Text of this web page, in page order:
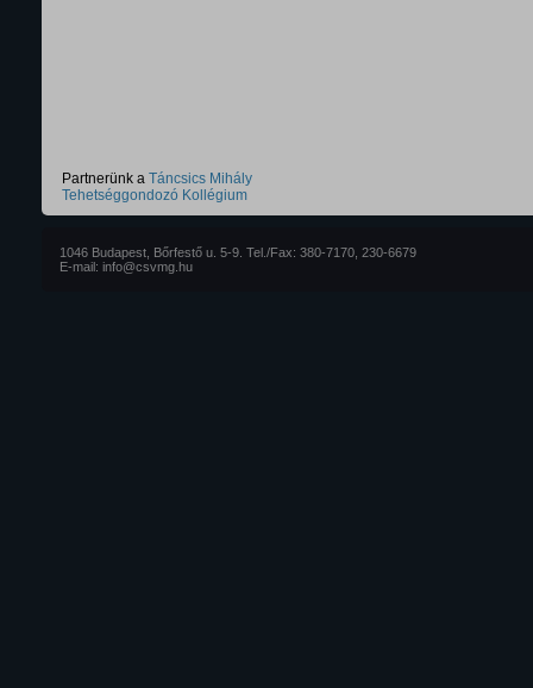
Partnerünk a Táncsics Mihály
Tehetséggondozó Kollégium
1046 Budapest, Bőrfestő u. 5-9. Tel./Fax: 380-7170, 230-6679
E-mail: info@csvmg.hu